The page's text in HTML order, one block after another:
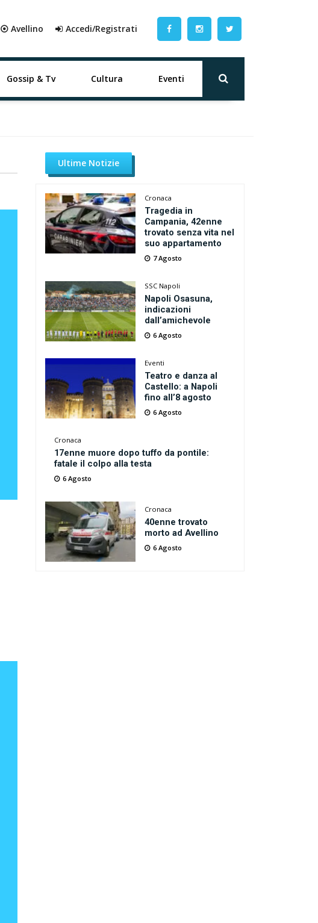
⦿ Avellino Accedi/Registrati
Gossip & Tv Cultura Eventi
Ultime Notizie
Cronaca
Tragedia in
Campania, 42enne
trovato senza vita nel
suo appartamento
7 Agosto
SSC Napoli
Napoli Osasuna,
indicazioni
dall’amichevole
6 Agosto
Eventi
Teatro e danza al
Castello: a Napoli
fino all’8 agosto
6 Agosto
Cronaca
17enne muore dopo tuffo da pontile:
fatale il colpo alla testa
6 Agosto
Cronaca
40enne trovato
morto ad Avellino
6 Agosto